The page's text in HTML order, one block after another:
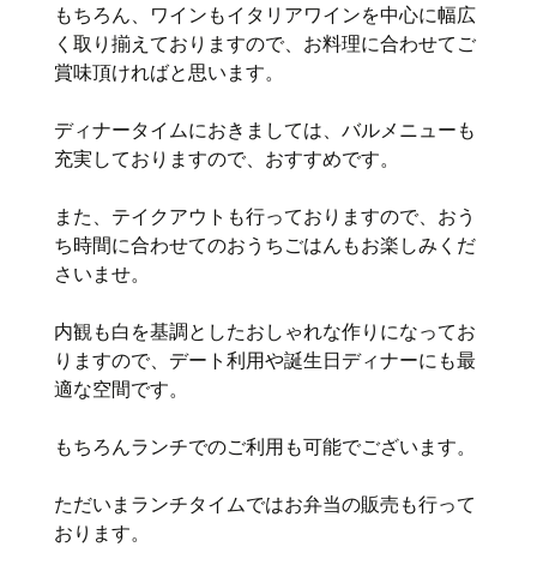
もちろん、ワインもイタリアワインを中心に幅広
く取り揃えておりますので、お料理に合わせてご
賞味頂ければと思います。
ディナータイムにおきましては、バルメニューも
充実しておりますので、おすすめです。
また、テイクアウトも行っておりますので、おう
ち時間に合わせてのおうちごはんもお楽しみくだ
さいませ。
内観も白を基調としたおしゃれな作りになってお
りますので、デート利用や誕生日ディナーにも最
適な空間です。
もちろんランチでのご利用も可能でございます。
ただいまランチタイムではお弁当の販売も行って
おります。